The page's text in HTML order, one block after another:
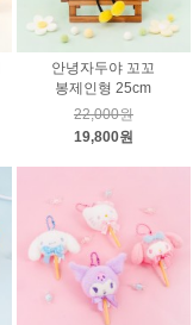
안녕자두야 꼬꼬
봉제인형 25cm
22,000원
19,800원